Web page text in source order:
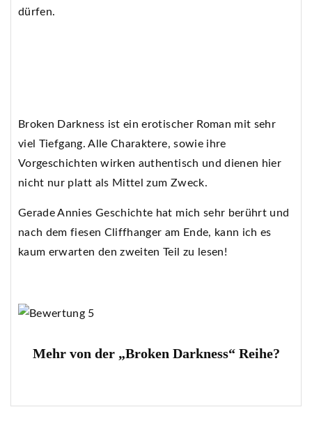
dürfen.
Broken Darkness ist ein erotischer Roman mit sehr
viel Tiefgang. Alle Charaktere, sowie ihre
Vorgeschichten wirken authentisch und dienen hier
nicht nur platt als Mittel zum Zweck.
Gerade Annies Geschichte hat mich sehr berührt und
nach dem fiesen Cliffhanger am Ende, kann ich es
kaum erwarten den zweiten Teil zu lesen!
Mehr von der „Broken Darkness“ Reihe?